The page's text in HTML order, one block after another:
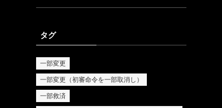
タグ
一部変更
一部変更（初審命令を一部取消し）
一部救済